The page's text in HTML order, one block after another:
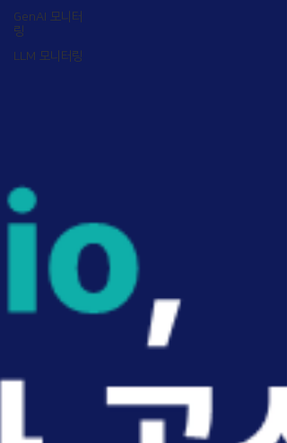
GenAI 모니터
링
LLM 모니터링